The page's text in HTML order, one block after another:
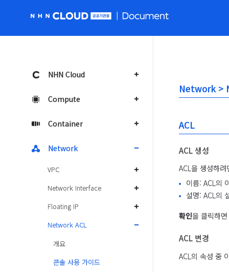
NHN Cloud
Compute
Container
Network
VPC
Network Interface
Floating IP
Network ACL
개요
콘솔 사용 가이드
Network >
ACL
ACL 생성
ACL을 생성하
이름: ACL의
설명: ACL의
확인을 클릭하
ACL 변경
ACL의 속성 중